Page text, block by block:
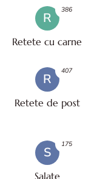
R
Retete cu carne
386
R
Retete de post
407
S
Salate
175